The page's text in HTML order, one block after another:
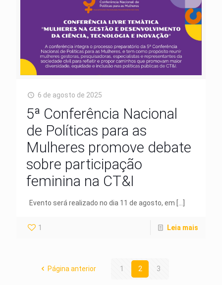
6 de agosto de 2025
5ª Conferência Nacional
de Políticas para as
Mulheres promove debate
sobre participação
feminina na CT&I
Evento será realizado no dia 11 de agosto, em […]
1 Leia mais
Página anterior 1 2 3